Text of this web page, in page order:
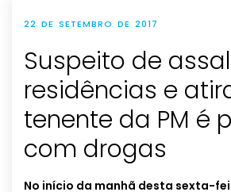
22 DE SETEMBRO DE 2017
Suspeito de
residências e
tenente da PM é
com drogas
No início da manhã desta sexta-